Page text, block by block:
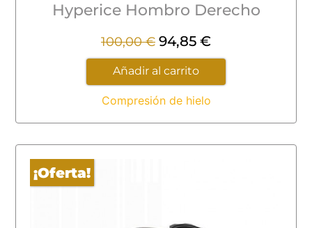
Hyperice Hombro Derecho
100,00€ 94,85 €
Añadir al carrito
Compresión de hielo
¡Oferta!